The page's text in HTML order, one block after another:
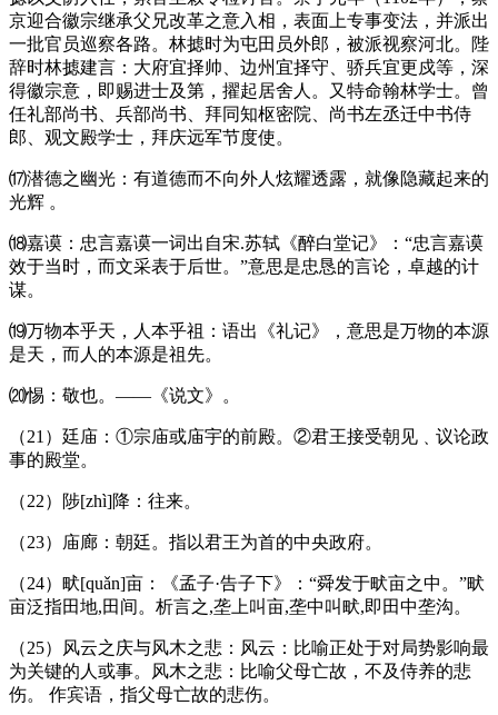
京迎合徽宗继承父兄改革之意入相，表面上专事变法，并派出
一批官员巡察各路。林摅时为屯田员外郎，被派视察河北。陛
辞时林摅建言：大府宜择帅、边州宜择守、骄兵宜更戍等，深
得徽宗意，即赐进士及第，擢起居舍人。又特命翰林学士。曾
任礼部尚书、兵部尚书、拜同知枢密院、尚书左丞迁中书侍
郎、观文殿学士，拜庆远军节度使。
⒄潜德之幽光：有道德而不向外人炫耀透露，就像隐藏起来的
光辉 。
⒅嘉谟：忠言嘉谟一词出自宋.苏轼《醉白堂记》：“忠言嘉谟
效于当时，而文采表于后世。”意思是忠恳的言论，卓越的计
谋。
⒆万物本乎天，人本乎祖：语出《礼记》，意思是万物的本源
是天，而人的本源是祖先。
⒇惕：敬也。――《说文》。
（21 ）廷庙：①宗庙或庙宇的前殿。②君王接受朝见﹑议论政
事的殿堂。
（22）陟[zhì]降：往来。
（23）庙廊：朝廷。指以君王为首的中央政府。
（24）畎[quǎn]亩：《孟子·告子下》：“舜发于畎亩之中。”畎
亩泛指田地,田间。析言之,垄上叫亩,垄中叫畎,即田中垄沟。
（25）风云之庆与风木之悲：风云：比喻正处于对局势影响最
为关键的人或事。风木之悲：比喻父母亡故，不及侍养的悲
伤。
作宾语，指父母亡故的悲伤。